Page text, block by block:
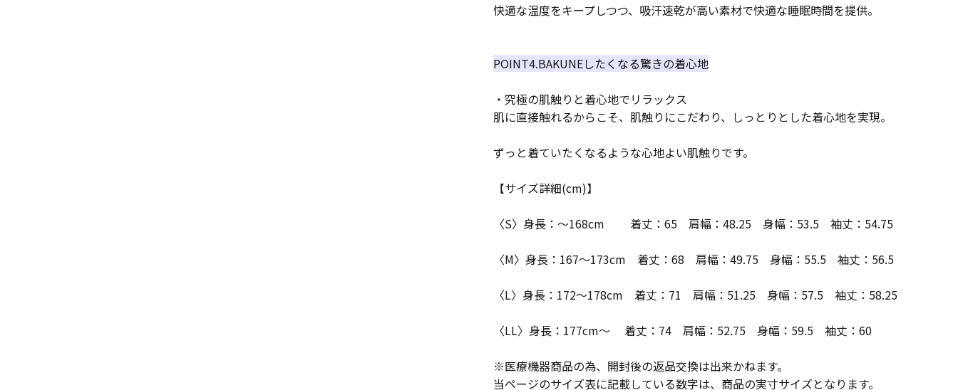
快適な温度をキープしつつ、吸汗速乾が高い素材で快適な睡眠時間を提供。
POINT4.BAKUNEしたくなる驚きの着心地
・究極の肌触りと着心地でリラックス
肌に直接触れるからこそ、肌触りにこだわり、しっとりとした着心地を実現。
ずっと着ていたくなるような心地よい肌触りです。
【サイズ詳細(cm)】
〈S〉身長：～168cm 着丈：65 肩幅：48.25 身幅：53.5 袖丈：54.75
〈M〉身長：167～173cm 着丈：68 肩幅：49.75 身幅：55.5 袖丈：56.5
〈L〉身長：172～178cm 着丈：71 肩幅：51.25 身幅：57.5 袖丈：58.25
〈LL〉身長：177cm～ 着丈：74 肩幅：52.75 身幅：59.5 袖丈：60
※医療機器商品の為、開封後の返品交換は出来かねます。
当ページのサイズ表に記載している数字は、商品の実寸サイズとなります。